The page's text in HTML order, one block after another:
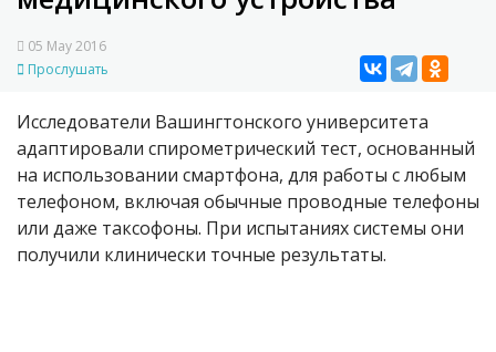
05 May 2016
Прослушать
Исследователи Вашингтонского университета
адаптировали спирометрический тест, основанный
на использовании смартфона, для работы с любым
телефоном, включая обычные проводные телефоны
или даже таксофоны. При испытаниях системы они
получили клинически точные результаты.